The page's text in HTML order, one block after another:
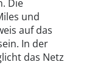
Die
und
auf das
In der
das Netz